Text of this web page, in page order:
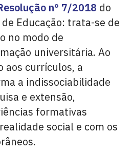
nº 7/2018 do
Educação: trata-se de
no modo de
universitária. Ao
aos currículos, a
a indissociabilidade
e extensão,
formativas
social e com os